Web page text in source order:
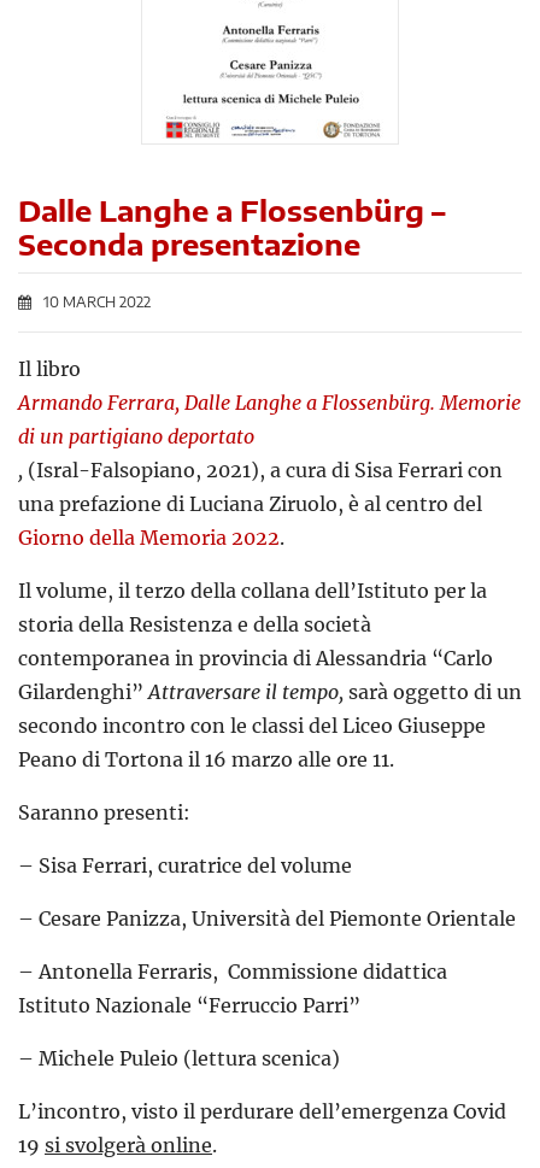
Dalle Langhe a Flossenbürg –
Seconda presentazione
10 MARCH 2022
Il libro
Armando Ferrara, Dalle Langhe a Flossenbürg. Memorie
di un partigiano deportato
, (Isral-Falsopiano, 2021), a cura di Sisa Ferrari con
una prefazione di Luciana Ziruolo, è al centro del
Giorno della Memoria 2022.
Il volume, il terzo della collana dell’Istituto per la
storia della Resistenza e della società
contemporanea in provincia di Alessandria “Carlo
Gilardenghi”Attraversare il tempo, sarà oggetto di un
secondo incontro con le classi del Liceo Giuseppe
Peano di Tortona il 16 marzo alle ore 11.
Saranno presenti:
– Sisa Ferrari, curatrice del volume
– Cesare Panizza, Università del Piemonte Orientale
– Antonella Ferraris, Commissione didattica
Istituto Nazionale “Ferruccio Parri”
– Michele Puleio (lettura scenica)
L’incontro, visto il perdurare dell’emergenza Covid
19 si svolgerà online.